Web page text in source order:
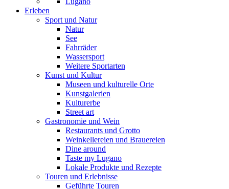
Erleben
Sport und Natur
Natur
See
Fahrräder
Wassersport
Weitere Sportarten
Kunst und Kultur
Museen und kulturelle Orte
Kunstgalerien
Kulturerbe
Street art
Gastronomie und Wein
Restaurants und Grotto
Weinkellereien und Brauereien
Dine around
Taste my Lugano
Lokale Produkte und Rezepte
Touren und Erlebnisse
Geführte Touren